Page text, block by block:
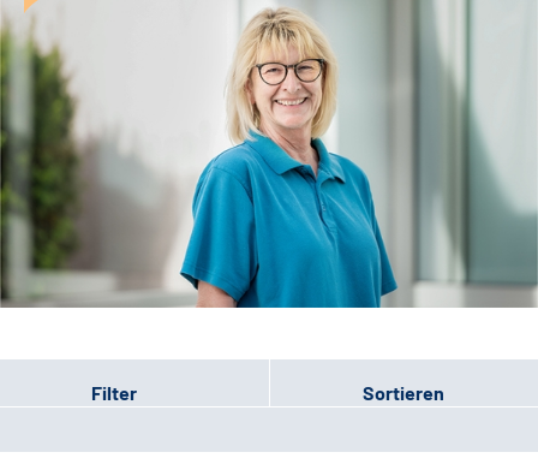
Karriere
Suche
Leichte Sprache
Gebärdensprache
Patienten-Login
Filter Sortieren